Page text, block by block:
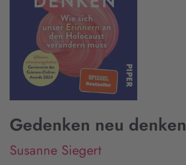
Gedenken neu denken
Susanne Siegert